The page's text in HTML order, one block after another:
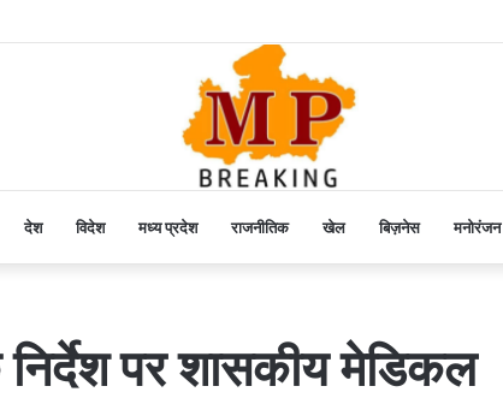
देश विदेश मध्य प्रदेश राजनीतिक खेल बिज़नेस मनोरंजन
पर शासकीय मेडिकल